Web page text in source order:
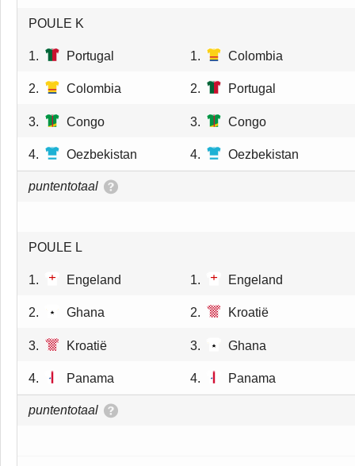
POULE K
1. Portugal 1. Colombia
2. Colombia 2. Portugal
3. Congo 3. Congo
4. Oezbekistan 4. Oezbekistan
puntentotaal
POULE L
1. Engeland 1. Engeland
2. Ghana 2. Kroatië
3. Kroatië 3. Ghana
4. Panama 4. Panama
puntentotaal